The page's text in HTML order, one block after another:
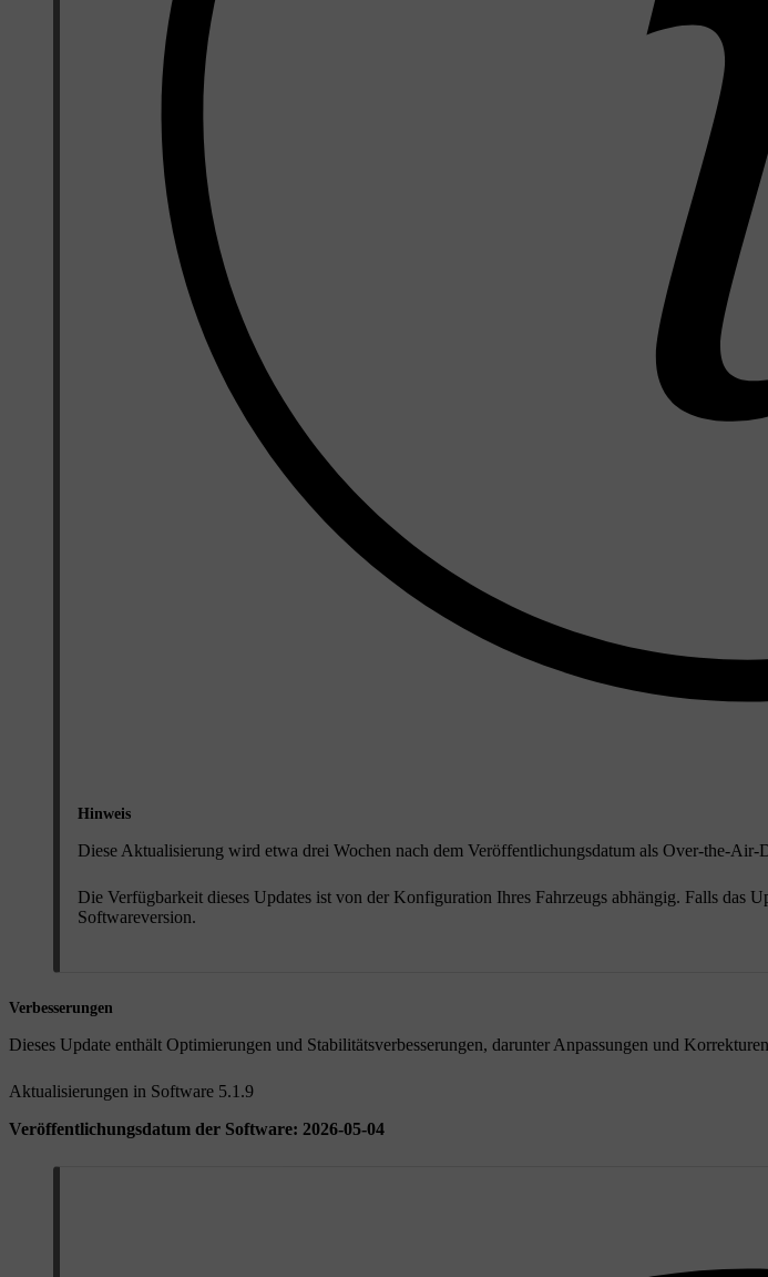
Hinweis
Diese Aktualisierung wird etwa drei Wochen nach dem Veröffentlichungsdatum als Over-the-Air-
Die Verfügbarkeit dieses Updates ist von der Konfiguration Ihres Fahrzeugs abhängig. Falls das
Softwareversion.
Verbesserungen
Dieses Update enthält Optimierungen und Stabilitätsverbesserungen, darunter Anpassungen und
Aktualisierungen in Software 5.1.9
Veröffentlichungsdatum der Software: 2026-05-04